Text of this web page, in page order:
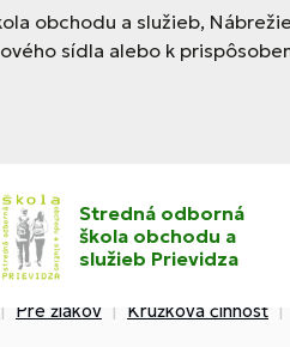
obchodu a služieb,
sídla alebo k
Stredná odborná
škola obchodu a
služieb Prievidza
Pre žiakov Krúžková činnosť